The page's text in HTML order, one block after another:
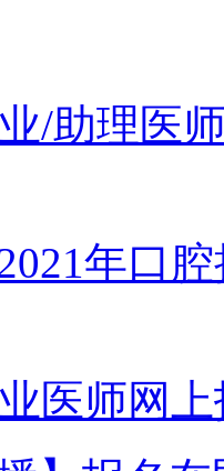
/助理医
年口
医师网